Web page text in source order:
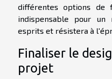
différentes options de
indispensable pour un
esprits et résistera à
Finaliser le
projet